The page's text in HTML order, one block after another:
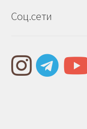
Соц.сети